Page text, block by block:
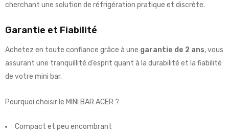
cherchant une solution de réfrigération pratique et discrète.
Garantie et Fiabilité
Achetez en toute confiance grâce à une garantie de 2 ans, vous
assurant une tranquillité d’esprit quant à la durabilité et la fiabilité
de votre mini bar.
Pourquoi choisir le MINI BAR ACER ?
Compact et peu encombrant